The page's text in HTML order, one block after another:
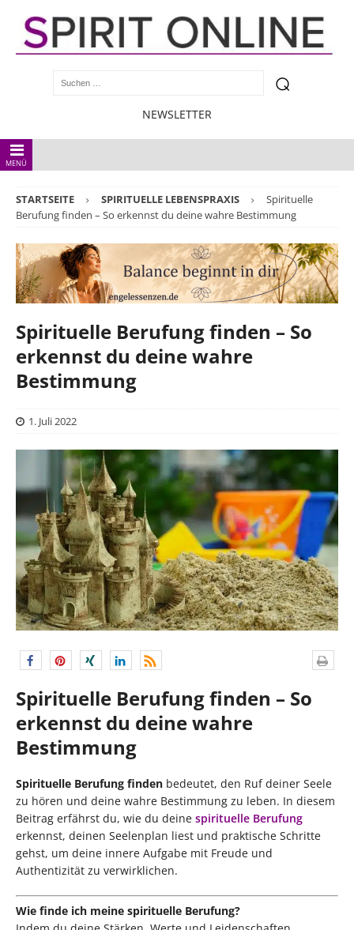
NEWSLETTER
MENÜ
STARTSEITE SPIRITUELLE LEBENSPRAXIS
Spirituelle
Berufung finden – So erkennst du deine wahre Bestimmung
Spirituelle Berufung finden – So
erkennst du deine wahre
Bestimmung
1. Juli 2022
Spirituelle Berufung finden – So
erkennst du deine wahre
Bestimmung
Spirituelle Berufung finden bedeutet, den Ruf deiner Seele
zu hören und deine wahre Bestimmung zu leben. In diesem
Beitrag erfährst du, wie du deine spirituelle Berufung
erkennst, deinen Seelenplan liest und praktische Schritte
gehst, um deine innere Aufgabe mit Freude und
Authentizität zu verwirklichen.
Wie finde ich meine spirituelle Berufung?